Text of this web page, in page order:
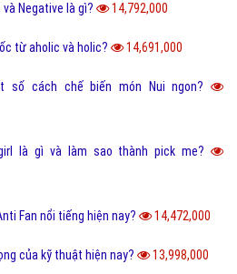
Negative là gì? 14,792,000
từ aholic và holic? 14,691,000
số cách chế biến món Nui ngon?
là gì và làm sao thành pick me?
Fan nổi tiếng hiện nay? 14,472,000
của kỹ thuật hiện nay? 13,998,000